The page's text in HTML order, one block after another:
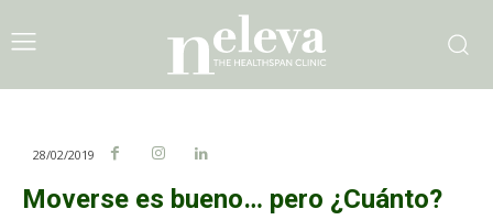
28/02/2019
Moverse es bueno… pero ¿Cuánto?